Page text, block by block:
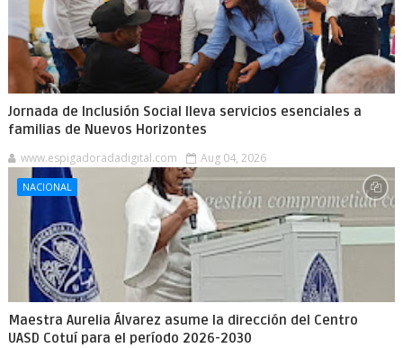
Jornada de Inclusión Social lleva servicios esenciales a
familias de Nuevos Horizontes
www.espigadoradadigital.com Aug 04, 2026
NACIONAL
Maestra Aurelia Álvarez asume la dirección del Centro
UASD Cotuí para el período 2026-2030